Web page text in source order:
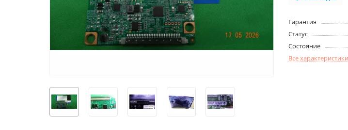
Гарантия
Статус
Состояние
Все характеристики